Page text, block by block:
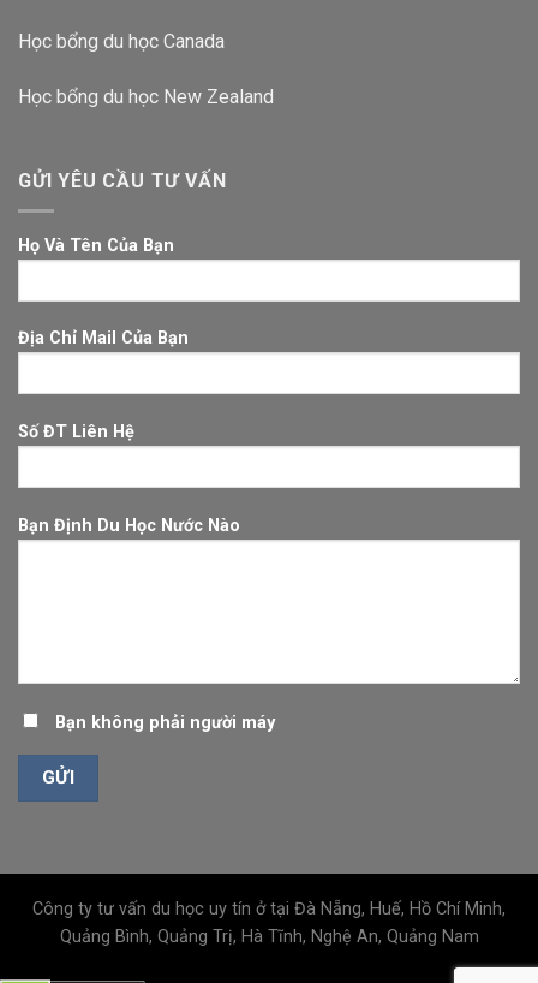
Học bổng du học Canada
Học bổng du học New Zealand
GỬI YÊU CẦU TƯ VẤN
Họ Và Tên Của Bạn
Địa Chỉ Mail Của Bạn
Số ĐT Liên Hệ
Bạn Định Du Học Nước Nào
Bạn không phải người máy
Công ty tư vấn du học uy tín ở tại Đà Nẵng, Huế, Hồ Chí Minh,
Quảng Bình, Quảng Trị, Hà Tĩnh, Nghệ An, Quảng Nam